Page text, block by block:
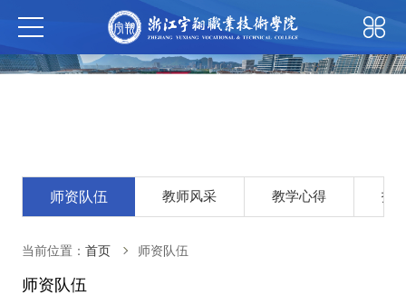
师资队伍 教师风采 教学心得 招
师资队伍
当前位置： 首页 师资队伍